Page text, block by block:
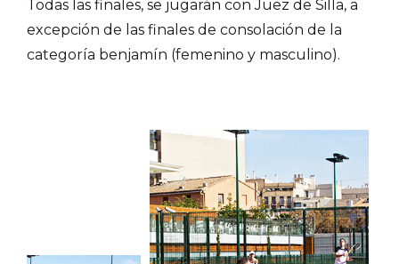
Todas las finales, se jugarán con Juez de Silla, a
excepción de las finales de consolación de la
categoría benjamín (femenino y masculino).